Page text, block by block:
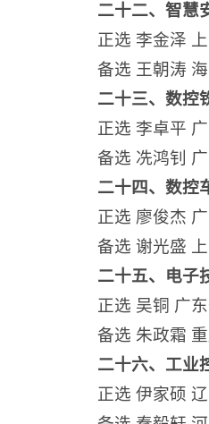
二十二、智慧
正选 李金泽
备选 王朝涛
二十三、数控
正选 李卓平
备选 冼鸿钊
二十四、数控
正选 廖俊杰
备选 谢光盛
二十五、电子
正选 吴铜 广
备选 朱政霜
二十六、工业
正选 伊家硕